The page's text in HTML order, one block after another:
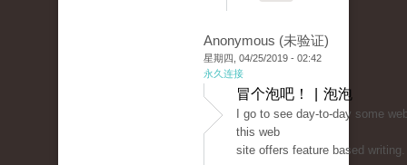
Anonymous (未验证)
星期四, 04/25/2019 - 02:42
永久连接
冒个泡吧！ | 泡泡
I go to see day-to-day some
this web
site offers feature based writing.